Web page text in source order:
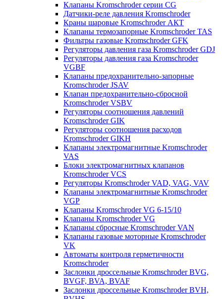
Клапаны Kromschroder серии CG
Датчики-реле давления Kromschroder
Краны шаровые Kromschroder АКТ
Клапаны термозапорные Kromschroder TAS
Фильтры газовые Kromschroder GFK
Регуляторы давления газа Kromschroder GDJ
Регуляторы давления газа Kromschroder
VGBF
Клапаны предохранительно-запорные
Kromschroder JSAV
Клапан предохранительно-сбросной
Kromschroder VSBV
Регуляторы соотношения давлений
Kromschroder GIK
Регуляторы соотношения расходов
Kromschroder GIKH
Клапаны электромагнитные Kromschroder
VAS
Блоки электромагнитных клапанов
Kromschroder VCS
Регуляторы Kromschroder VAD, VAG, VAV
Клапаны электромагнитные Kromschroder
VGP
Клапаны Kromschroder VG 6-15/10
Клапаны Kromschroder VG
Клапаны сбросные Kromschroder VAN
Клапаны газовые моторные Kromschroder
VK
Автоматы контроля герметичности
Kromschroder
Заслонки дроссельные Kromschroder BVG,
BVGF, BVA, BVAF
Заслонки дроссельные Kromschroder BVH,